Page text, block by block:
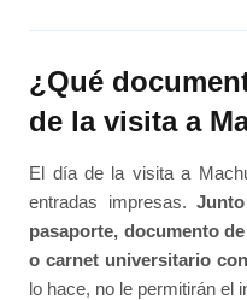
¿Qué
de la visita a
El día de la visita a
entradas impresas.
pasaporte, documento
o carnet universitario
lo hace, no le permitirán el